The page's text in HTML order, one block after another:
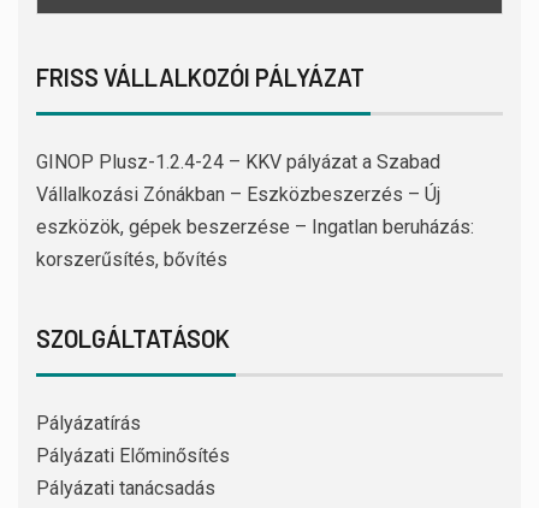
FRISS VÁLLALKOZÓI PÁLYÁZAT
GINOP Plusz-1.2.4-24 – KKV pályázat a Szabad
Vállalkozási Zónákban – Eszközbeszerzés – Új
eszközök, gépek beszerzése – Ingatlan beruházás:
korszerűsítés, bővítés
SZOLGÁLTATÁSOK
Pályázatírás
Pályázati Előminősítés
Pályázati tanácsadás